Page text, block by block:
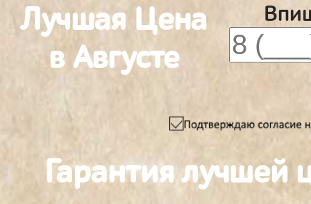
Лучшая Цена
в Августе
Гарантия лучшей